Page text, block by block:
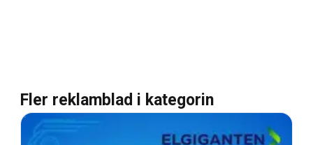
Fler reklamblad i kategorin